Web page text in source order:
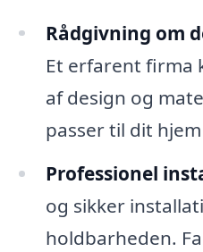
Rådgivning om
Et erfarent firma
af design og
passer til dit
Professionel
og sikker
holdbarheden.